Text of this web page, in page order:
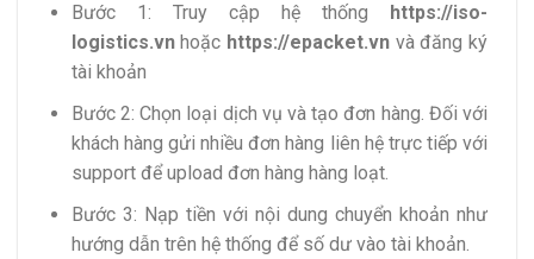
Bước 1: Truy cập hệ thống
https://iso-
logistics.vnhoặc https://epacket.vn và đăng ký
tài khoản
Bước 2: Chọn loại dịch vụ và tạo đơn hàng. Đối với
khách hàng gửi nhiều đơn hàng liên hệ trực tiếp với
support để upload đơn hàng hàng loạt.
Bước 3: Nạp tiền với nội dung chuyển khoản như
hướng dẫn trên hệ thống để số dư vào tài khoản.